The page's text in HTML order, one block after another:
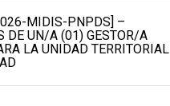
MIDIS-PNPDS] –
DE UN/A (01) GESTOR/A
LA UNIDAD TERRITORIAL